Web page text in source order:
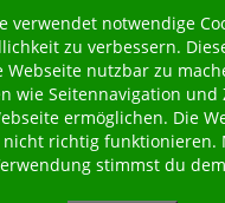
verwendet notwendige
zu verbessern.
Webseite nutzbar zu
wie Seitennavigation
ermöglichen. Die
nicht richtig funktionieren.
stimmst du